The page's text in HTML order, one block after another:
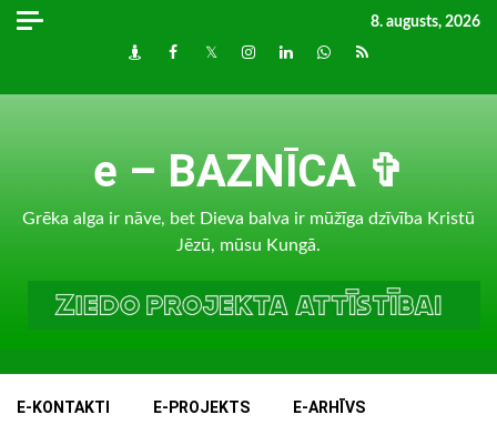
Skip
8. augusts, 2026
DraugiemFacebook
TwitterInstagram
LinkedInwhatsapp
RSS
e – BAZNĪCA ✞
Grēka alga ir nāve, bet Dieva balva ir mūžīga dzīvība Kristū
Jēzū, mūsu Kungā.
E-KONTAKTI E-PROJEKTS E-ARHĪVS